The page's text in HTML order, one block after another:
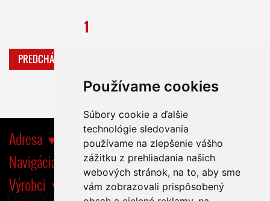
Používame cookies
Súbory cookie a ďalšie
technológie sledovania
používame na zlepšenie vášho
zážitku z prehliadania našich
webových stránok, na to, aby sme
vám zobrazovali prispôsobený
PREDCHÁDZAJÚCA
1
Adresa
Navigácia
Výrobci